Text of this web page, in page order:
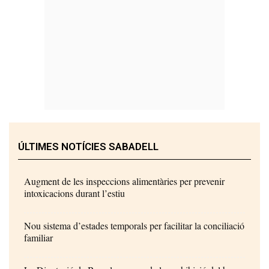
ÚLTIMES NOTÍCIES SABADELL
Augment de les inspeccions alimentàries per prevenir
intoxicacions durant l’estiu
Nou sistema d’estades temporals per facilitar la conciliació
familiar